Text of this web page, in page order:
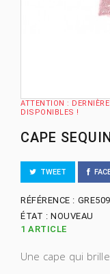
ATTENTION :
DISPONIBLES !
CAPE
TWEET
RÉFÉRENCE :
ÉTAT : NOUVEAU
1 ARTICLE
Une cape qui